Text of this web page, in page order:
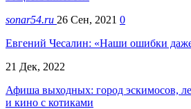
sonar54.ru 26 Сен, 2021 0
Евгений Чесалин: «Наши ошибки
21 Дек, 2022
Афиша выходных: город эскимосов,
и кино с котиками